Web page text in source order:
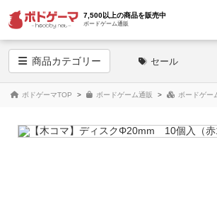
7,500以上の商品を販売中
ボードゲーム通販
商品カテゴリー セール
ボドゲーマTOP ボードゲーム通販 ボードゲー